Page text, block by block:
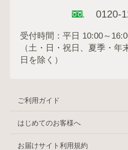
0120-
受付時間：平日 10:00～
（土・日・祝日、夏季・年
日を除く）
ご利用ガイド
はじめてのお客様へ
お届けサイト利用規約